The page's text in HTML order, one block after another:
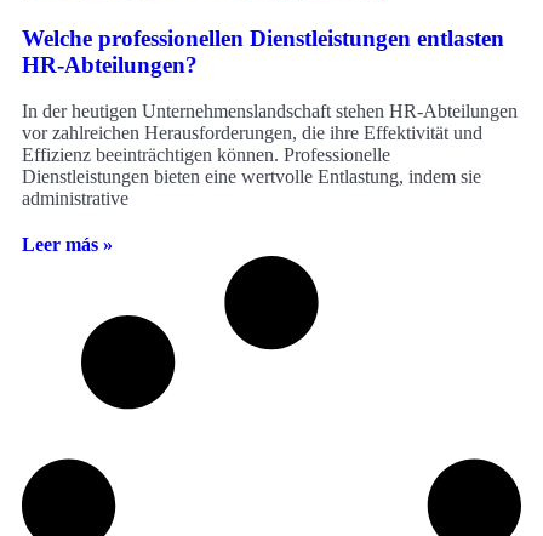
Welche professionellen Dienstleistungen entlasten
HR-Abteilungen?
In der heutigen Unternehmenslandschaft stehen HR-Abteilungen
vor zahlreichen Herausforderungen, die ihre Effektivität und
Effizienz beeinträchtigen können. Professionelle
Dienstleistungen bieten eine wertvolle Entlastung, indem sie
administrative
Leer más »